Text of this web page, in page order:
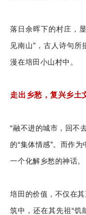
落日余晖下的村庄，
见南山”，古人诗句
漫在培田小山村中。
走出乡愁，复兴乡土
“融不进的城市，回不
的“集体情感”。而作
一个化解乡愁的神话。
培田的价值，不仅在
筑中，还在其先祖“饥